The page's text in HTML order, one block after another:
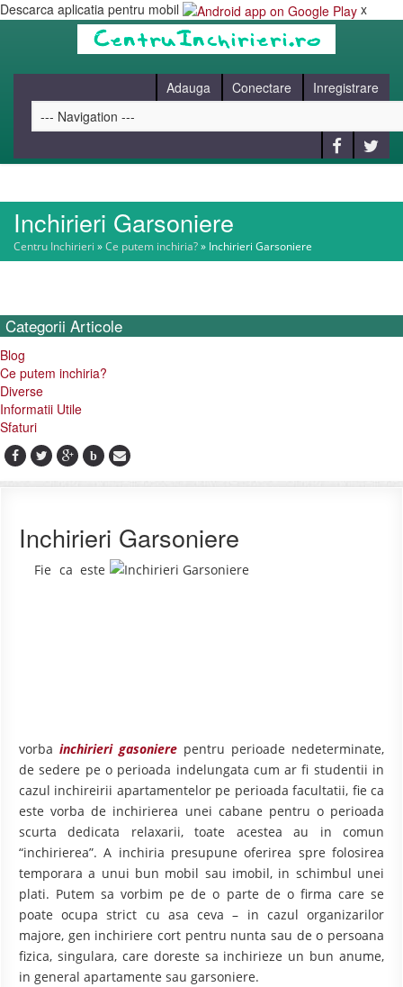
Descarca aplicatia pentru mobil x
Adauga Conectare Inregistrare
HOME
BLOG
CONTACT
Inchirieri Garsoniere
Centru Inchirieri »Ce putem inchiria?» Inchirieri Garsoniere
Categorii Articole
Blog
Ce putem inchiria?
Diverse
Informatii Utile
Sfaturi
b
Inchirieri Garsoniere
Fie ca este
vorba inchirieri gasoniere pentru perioade nedeterminate,
de sedere pe o perioada indelungata cum ar fi studentii in
cazul inchireirii apartamentelor pe perioada facultatii, fie ca
este vorba de inchirierea unei cabane pentru o perioada
scurta dedicata relaxarii, toate acestea au in comun
“inchirierea”. A inchiria presupune oferirea spre folosirea
temporara a unui bun mobil sau imobil, in schimbul unei
plati. Putem sa vorbim pe de o parte de o firma care se
poate ocupa strict cu asa ceva – in cazul organizarilor
majore, gen inchiriere cort pentru nunta sau de o persoana
fizica, singulara, care doreste sa inchirieze un bun anume,
in general apartamente sau garsoniere.